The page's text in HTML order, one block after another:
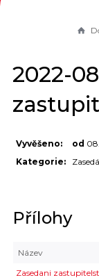
2022-
Vyvěšeno: od
Kategorie:
Přílohy
Název
Zasedani